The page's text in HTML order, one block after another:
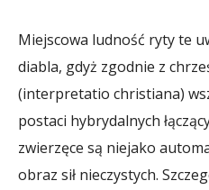
Miejscowa ludność ryty te
diabla, gdyż zgodnie z
(interpretatio christiana)
postaci hybrydalnych
zwierzęce są niejako
obraz sił nieczystych.